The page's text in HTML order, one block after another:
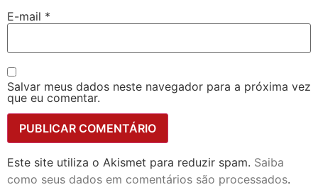
E-mail *
Salvar meus dados neste navegador para a próxima vez
que eu comentar.
Este site utiliza o Akismet para reduzir spam. Saiba
como seus dados em comentários são processados.